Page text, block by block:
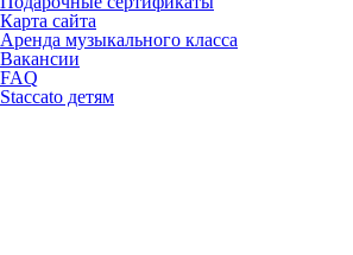
Карта сайта
Аренда музыкального класса
Вакансии
FAQ
Staccato детям